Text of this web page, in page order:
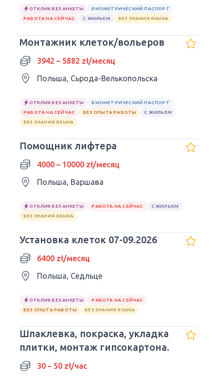
ОТКЛИК БЕЗ АНКЕТЫ
БИОМЕТРИЧЕСКИЙ ПАСПОРТ
РАБОТА НА СЕЙЧАС
С ЖИЛЬЕМ БЕЗ ЗНАНИЯ ЯЗЫКА
Монтажник клеток/вольеров
3942 – 5882 zł/месяц
Польша, Сьрода-Велькопольска
ОТКЛИК БЕЗ АНКЕТЫ
БИОМЕТРИЧЕСКИЙ ПАСПОРТ
РАБОТА НА СЕЙЧАС
БЕЗ ОПЫТА РАБОТЫ
С ЖИЛЬЕМ
БЕЗ ЗНАНИЯ ЯЗЫКА
Помощник лифтера
4000 – 10000 zł/месяц
Польша, Варшава
ОТКЛИК БЕЗ АНКЕТЫ РАБОТА НА СЕЙЧАС
С ЖИЛЬЕМ
БЕЗ ЗНАНИЯ ЯЗЫКА
Установка клеток 07-09.2026
6400 zł/месяц
Польша, Седльце
ОТКЛИК БЕЗ АНКЕТЫ
РАБОТА НА СЕЙЧАС
БЕЗ ОПЫТА РАБОТЫ
БЕЗ ЗНАНИЯ ЯЗЫКА
Шпаклевка, покраска, укладка
плитки, монтаж гипсокартона.
30 – 50 zł/час